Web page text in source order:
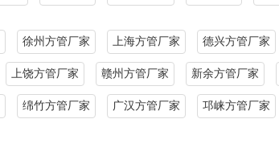
徐州方管厂家 上海方管厂家 德兴方管厂家
上饶方管厂家 赣州方管厂家 新余方管厂家
绵竹方管厂家 广汉方管厂家 邛崃方管厂家